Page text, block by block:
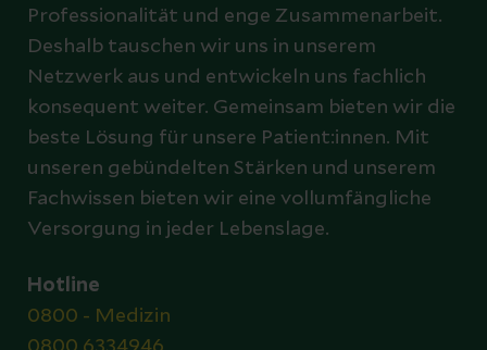
Professionalität und enge Zusammenarbeit.
Deshalb tauschen wir uns in unserem
Netzwerk aus und entwickeln uns fachlich
konsequent weiter. Gemeinsam bieten wir die
beste Lösung für unsere Patient:innen. Mit
unseren gebündelten Stärken und unserem
Fachwissen bieten wir eine vollumfängliche
Versorgung in jeder Lebenslage.
Hotline
0800 - Medizin